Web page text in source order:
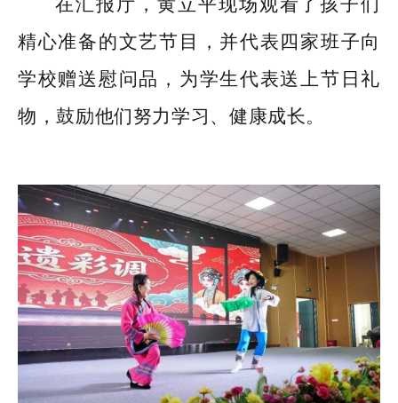
在汇报厅，黄立平现场观看了孩子们
精心准备的文艺节目，并代表四家班子向
学校赠送慰问品，为学生代表送上节日礼
物，鼓励他们努力学习、健康成长。